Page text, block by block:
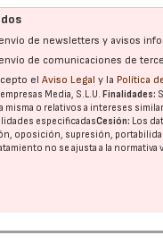
de newsletters y avisos
de comunicaciones de
elAviso Legal y la Política
Media, S.L.U. Finalidades:
misma o relativos a intereses
especificadasCesión: Los
oposición, supresión,
no se ajusta a la